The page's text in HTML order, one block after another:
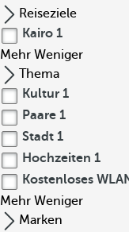
Reiseziele
Kairo 1
Mehr Weniger
Thema
Kultur 1
Paare 1
Stadt 1
Hochzeiten 1
Kostenloses
Mehr Weniger
Marken